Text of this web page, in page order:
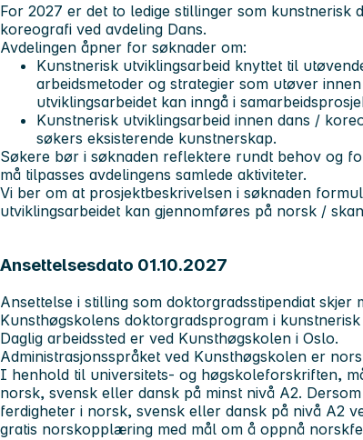
For 2027 er det to ledige stillinger som kunstnerisk
koreografi ved avdeling Dans.
Avdelingen åpner for søknader om:
Kunstnerisk utviklingsarbeid knyttet til
arbeidsmetoder og strategier som utøver
utviklingsarbeidet kan inngå i
Kunstnerisk utviklingsarbeid innen dans /
søkers eksisterende kunstnerskap.
Søkere bør i søknaden reflektere rundt behov og
må tilpasses avdelingens samlede aktiviteter.
Vi ber om at prosjektbeskrivelsen i søknaden
utviklingsarbeidet kan gjennomføres på norsk /
Ansettelsesdato 01.10.2027
Ansettelse i stilling som doktorgradsstipendiat
Kunsthøgskolens doktorgradsprogram i
Daglig arbeidssted er ved Kunsthøgskolen i Oslo.
Administrasjonsspråket ved Kunsthøgskolen er
I henhold til universitets- og høgskoleforskriften,
norsk, svensk eller dansk på minst nivå A2.
ferdigheter i norsk, svensk eller dansk på nivå A2
gratis norskopplæring med mål om å oppnå